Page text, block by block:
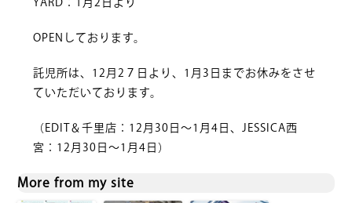
YARD：1月2日より
OPENしております。
託児所は、12月2７日より、1月3日までお休みをさせ
ていただいております。
（EDIT＆千里店：12月30日～1月4日、JESSICA西
宮：12月30日～1月4日）
More from my site